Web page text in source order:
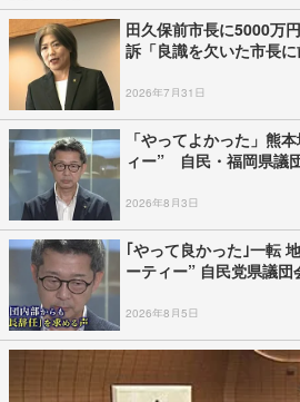
田久保前市長に5000万
訴「良識を欠いた市長
2026年7月31日
「やってよかった」熊
ィー” 自民・福岡県議
2026年8月3日
｢やって良かった｣一転
ーティー” 自民党県議団
2026年8月5日